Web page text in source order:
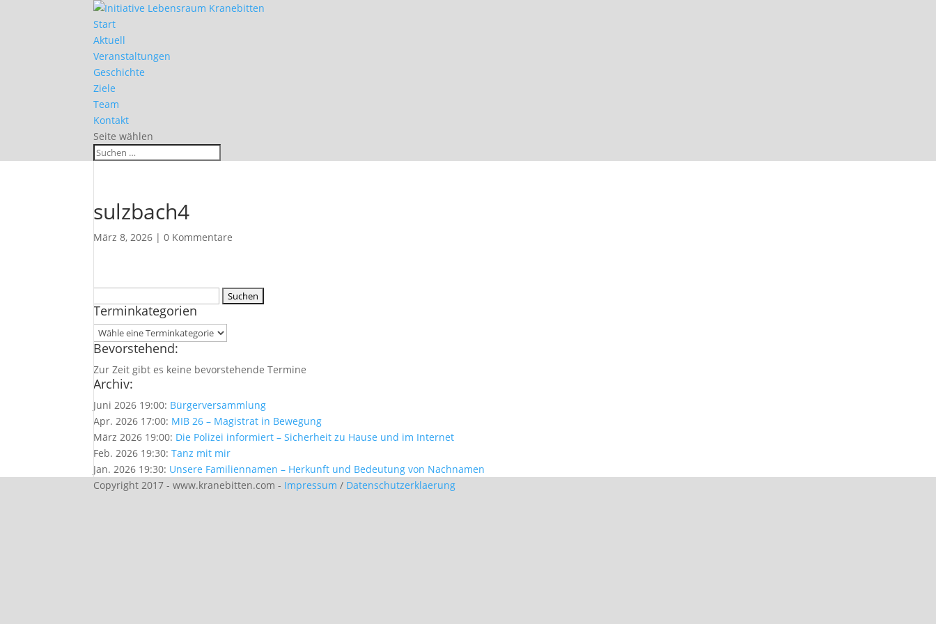
Start
Aktuell
Veranstaltungen
Geschichte
Ziele
Team
Kontakt
Seite wählen
sulzbach4
März 8, 2026 |0 Kommentare
nach:
Terminkategorien
Bevorstehend:
Zur Zeit gibt es keine bevorstehende Termine
Archiv:
Juni 2026 19:00: Bürgerversammlung
Apr. 2026 17:00: MIB 26 – Magistrat in Bewegung
März 2026 19:00: Die Polizei informiert – Sicherheit zu Hause und im Internet
Feb. 2026 19:30:Tanz mit mir
Jan. 2026 19:30: Unsere Familiennamen – Herkunft und Bedeutung von Nachnamen
Copyright 2017 - www.kranebitten.com - Impressum / Datenschutzerklaerung